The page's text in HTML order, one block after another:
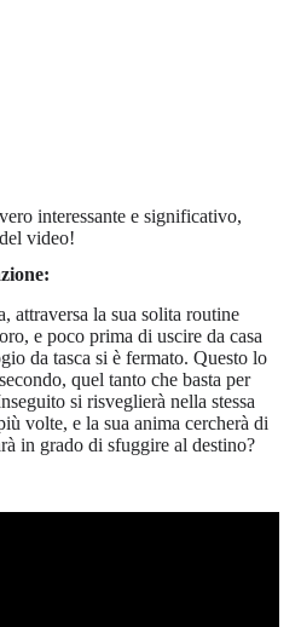
interessante e significativo,
video!
attraversa la sua solita routine
e poco prima di uscire da casa
da tasca si è fermato. Questo lo
quel tanto che basta per
si risveglierà nella stessa
volte, e la sua anima cercherà di
in grado di sfuggire al destino?